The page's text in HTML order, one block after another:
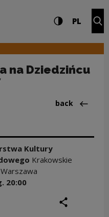
and search
High contrast
PL
na Dziedzińcu
Back
back
Kultury
Krakowskie
20:00